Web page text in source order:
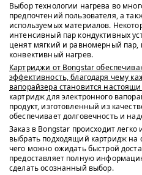
Выбор технологии нагрева во
предпочтений пользователя, а
используемых материалов.
интенсивный пар кондуктивных
ценят мягкий и равномерный пар,
конвективный нагрев.
Картриджи от Bongstar
эффективность, благодаря чему
вапорайзера становится
картридж для электронного
продукт, изготовленный из
обеспечивает долговечность и
Заказ в Bongstar происходит
выбрать подходящий картридж на
чего можно ожидать быстрой
предоставляет полную
сделать осознанный выбор.